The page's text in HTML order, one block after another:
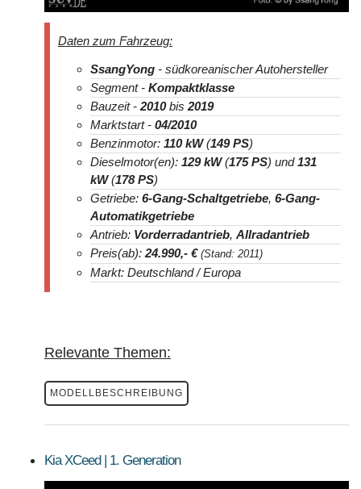
Daten zum Fahrzeug:
SsangYong - südkoreanischer Autohersteller
Segment - Kompaktklasse
Bauzeit - 2010bis 2019
Marktstart - 04/2010
Benzinmotor: 110 kW(149 PS)
Dieselmotor(en): 129 kW(175 PS) und131
kW(178 PS)
Getriebe: 6-Gang-Schaltgetriebe, 6-Gang-
Automatikgetriebe
Antrieb: Vorderradantrieb, Allradantrieb
Preis(ab): 24.990,- € (Stand: 2011)
Markt: Deutschland / Europa
Relevante Themen:
MODELLBESCHREIBUNG
Kia XCeed | 1. Generation